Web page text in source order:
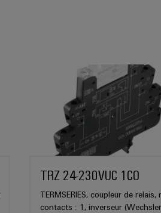
TRZ 24-230VUC 1CO
TERMSERIES, coupleur de
contacts : 1, inverseur